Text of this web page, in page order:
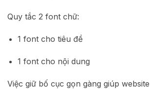
Quy tắc 2 font chữ:
1 font cho tiêu đề
1 font cho nội dung
Việc giữ bố cục gọn gàng giúp